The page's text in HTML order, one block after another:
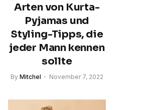
Arten von Kurta-
Pyjamas und
Styling-Tipps, die
jeder Mann kennen
sollte
By Mitchel November 7, 2022